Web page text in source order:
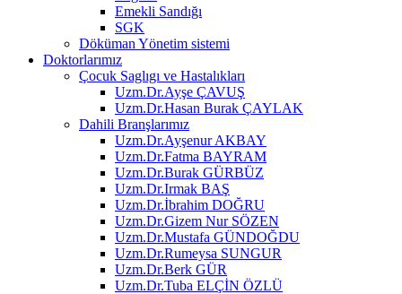
Emekli Sandığı
SGK
Döküman Yönetim sistemi
Doktorlarımız
Çocuk Saglıgı ve Hastalıkları
Uzm.Dr.Ayşe ÇAVUŞ
Uzm.Dr.Hasan Burak ÇAYLAK
Dahili Branşlarımız
Uzm.Dr.Ayşenur AKBAY
Uzm.Dr.Fatma BAYRAM
Uzm.Dr.Burak GÜRBÜZ
Uzm.Dr.Irmak BAŞ
Uzm.Dr.İbrahim DOĞRU
Uzm.Dr.Gizem Nur SÖZEN
Uzm.Dr.Mustafa GÜNDOĞDU
Uzm.Dr.Rumeysa SUNGUR
Uzm.Dr.Berk GÜR
Uzm.Dr.Tuba ELÇİN ÖZLÜ